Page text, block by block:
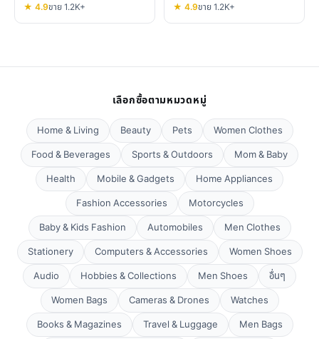
★ 4.9ขาย 1.2K+ ★ 4.9ขาย 1.2K+
เลือกซื้อตามหมวดหมู่
Home & Living Beauty Pets
Women Clothes
Food & Beverages
Sports & Outdoors
Mom & Baby
Health
Mobile & Gadgets
Home Appliances
Fashion Accessories
Motorcycles
Baby & Kids Fashion
Automobiles
Men Clothes
Stationery
Computers & Accessories
Women Shoes
Audio
Hobbies & Collections Men Shoes
อื่นๆ
Women Bags
Cameras & Drones
Watches
Books & Magazines
Travel & Luggage Men Bags